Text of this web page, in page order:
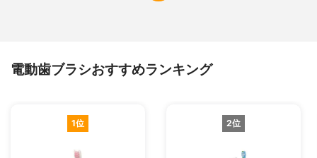
電動歯ブラシおすすめランキング
1位 2位